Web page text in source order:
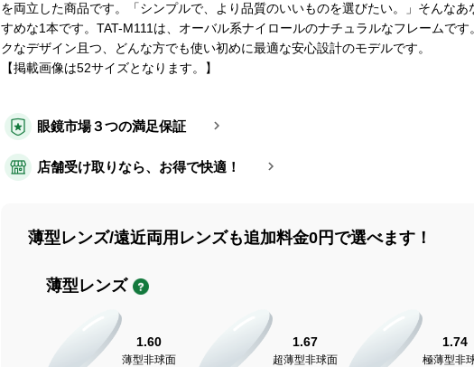
眼鏡市場３つの満足保証
店舗受け取りなら、お得で快適！
薄型レンズ/遠近両用レンズも追加料金0円で選べます！
薄型レンズ
1.60
薄型非球面
1.67
超薄型非球面
1.74
極薄型非
を両立した商品です。「シンプルで、より品質のいいものを選びたい。」そんなあ
すめな1本です。TAT-M111は、オーバル系ナイロールのナチュラルなフレームです
クなデザイン且つ、どんな方でも使い初めに最適な安心設計のモデルです。
【掲載画像は52サイズとなります。】